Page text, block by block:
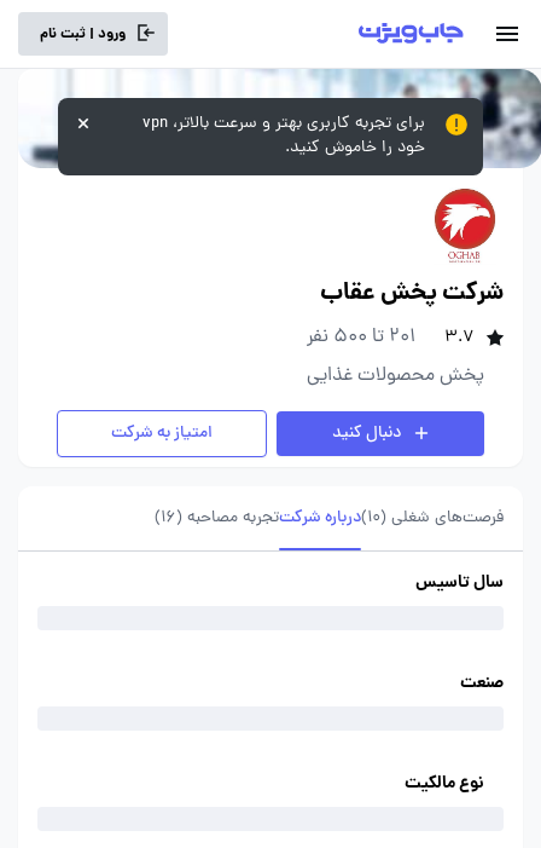
ورود | ثبت نام
شرکت پخش عقاب
3.7
201 تا 500 نفر
پخش محصولات غذایی
دنبال کنید امتیاز به شرکت
فرصت‌های شغلی (10) درباره شرکتتجربه مصاحبه (16)
سال تاسیس
صنعت
نوع مالکیت
برای تجربه کاربری بهتر و سرعت بالاتر، vpn
خود را خاموش کنید.